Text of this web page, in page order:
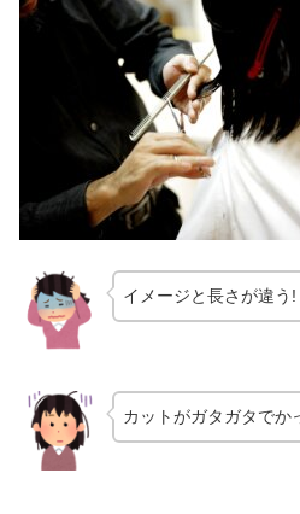
イメージと長さが違う!
カットがガタガタでか